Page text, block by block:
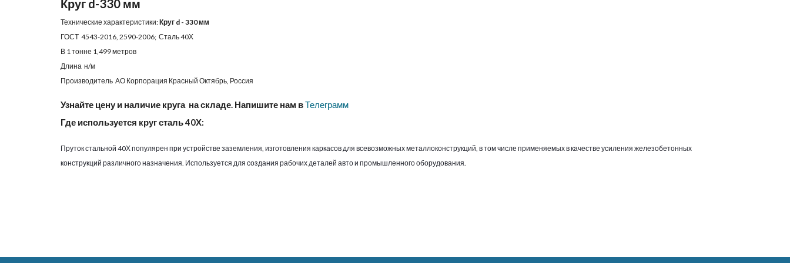
Круг d-330 мм
Технические характеристики:Круг d - 330 мм
ГОСТ 4543-2016, 2590-2006; Сталь 40Х
В 1 тонне 1,499 метров
Длина н/м
Производитель АО Корпорация Красный Октябрь, Россия
Узнайте цену и наличие круга на складе. Напишите нам вТелеграмм
Где используется круг сталь 40Х:
Пруток стальной 40Х популярен при устройстве заземления, изготовления каркасов для всевозможных металлоконструкций, в том числе применяемых в качестве усиления железобетонных
конструкций различного назначения. Используется для создания рабочих деталей авто и промышленного оборудования.